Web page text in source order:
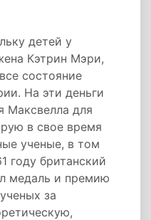
детей у
Кэтрин Мэри,
состояние
На эти деньги
Максвелла для
в свое время
ученые, в том
году британский
медаль и премию
за